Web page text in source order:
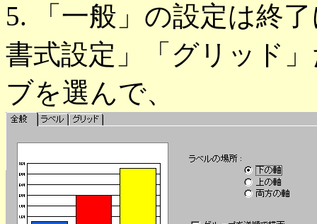
5. 「一般」の設定は終
書式設定」「グリッド
ブを選んで、